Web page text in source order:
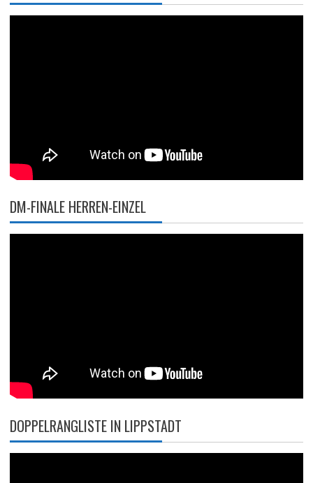
DM-FINALE HERREN-EINZEL
DOPPELRANGLISTE IN LIPPSTADT